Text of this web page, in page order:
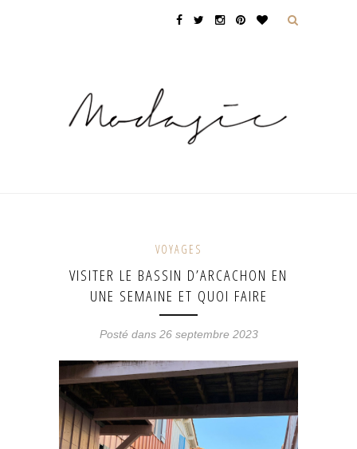
VOYAGES
VISITER LE BASSIN D’ARCACHON EN
UNE SEMAINE ET QUOI FAIRE
Posté dans 26 septembre 2023